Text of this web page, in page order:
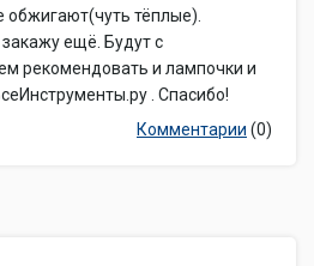
обжигают(чуть тёплые).
ещё. Будут с
рекомендовать и лампочки и
. Спасибо!
Комментарии (0)